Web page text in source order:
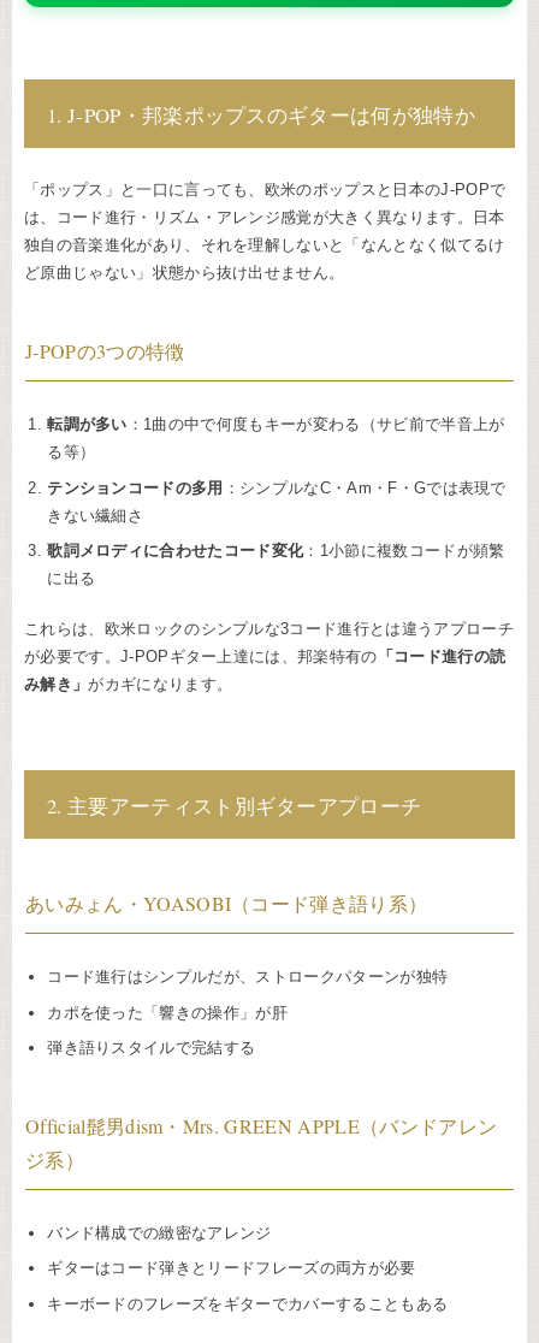
1. J-POP・邦楽ポップスのギターは何が独特か
「ポップス」と一口に言っても、欧米のポップスと日本のJ-POPで
は、コード進行・リズム・アレンジ感覚が大きく異なります。日本
独自の音楽進化があり、それを理解しないと「なんとなく似てるけ
ど原曲じゃない」状態から抜け出せません。
J-POPの3つの特徴
転調が多い ：1曲の中で何度もキーが変わる（サビ前で半音上が
る等）
テンションコードの多用 ：シンプルなC・Am・F・Gでは表現で
きない繊細さ
歌詞メロディに合わせたコード変化：1小節に複数コードが頻繁
に出る
これらは、欧米ロックのシンプルな3コード進行とは違うアプローチ
が必要です。J-POPギター上達には、邦楽特有の 「コード進行の読
み解き」がカギになります。
2. 主要アーティスト別ギターアプローチ
あいみょん・YOASOBI（コード弾き語り系）
コード進行はシンプルだが、ストロークパターンが独特
カポを使った「響きの操作」が肝
弾き語りスタイルで完結する
Official髭男dism・Mrs. GREEN APPLE（バンドアレン
ジ系）
バンド構成での緻密なアレンジ
ギターはコード弾きとリードフレーズの両方が必要
キーボードのフレーズをギターでカバーすることもある